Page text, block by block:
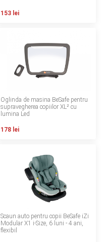
153 lei
Oglinda de masina BeSafe pentru
supravegherea copiilor XL² cu
lumina Led
178 lei
Scaun auto pentru copii BeSafe iZi
Modular X1 i-Size, 6 luni - 4 ani,
flexibil